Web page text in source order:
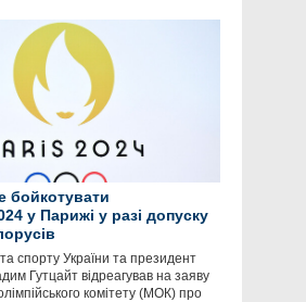
бойкотувати
у Парижі у разі допуску
спорту України та президент
Гутцайт відреагував на заяву
комітету (МОК) про